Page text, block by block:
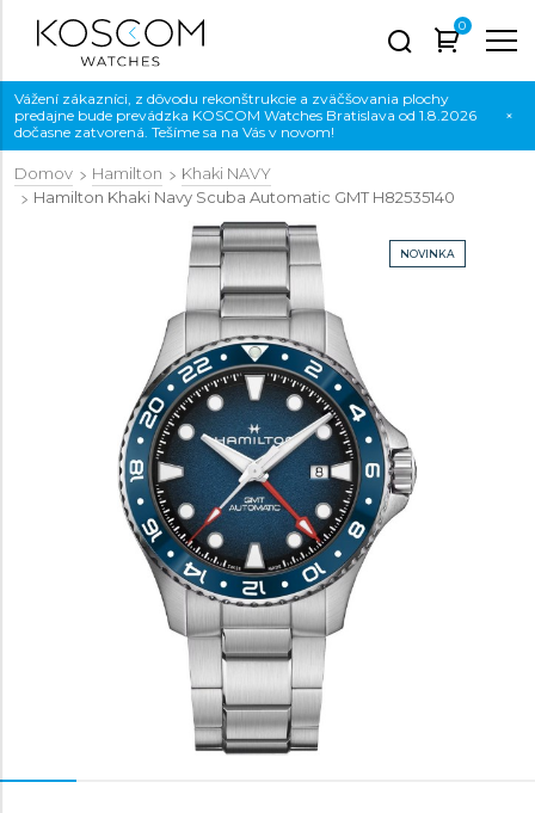
0
Vážení zákazníci, z dôvodu rekonštrukcie a zväčšovania plochy
predajne bude prevádzka KOSCOM Watches Bratislava od 1.8.2026
dočasne zatvorená. Tešíme sa na Vás v novom!
×
Domov Hamilton
Khaki NAVY
Hamilton Khaki Navy Scuba Automatic GMT H82535140
NOVINKA